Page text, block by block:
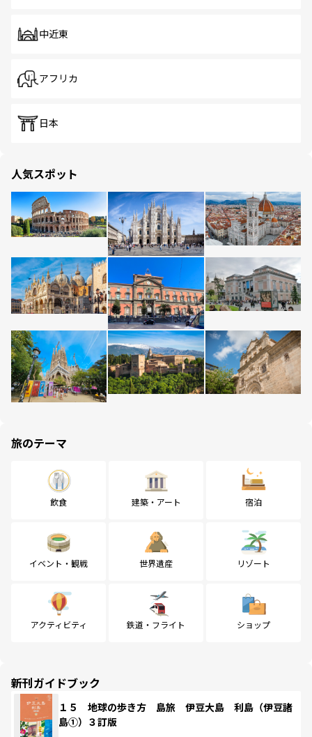
中近東
アフリカ
日本
人気スポット
旅のテーマ
飲食 建築・アート 宿泊
イベント・観戦 世界遺産 リゾート
アクティビティ 鉄道・フライト ショップ
新刊ガイドブック
１５ 地球の歩き方 島旅 伊豆大島 利島（伊豆諸
島①）３訂版